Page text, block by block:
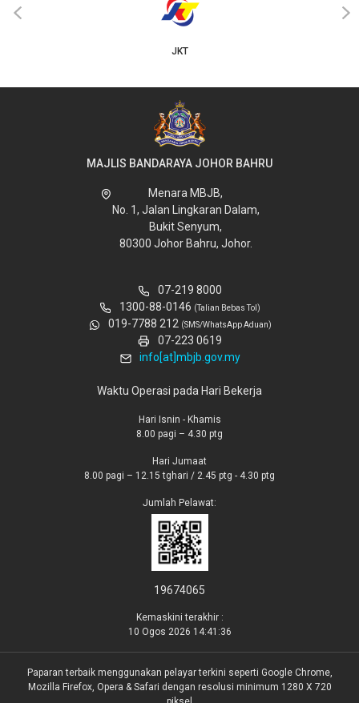
JKT
‹ ›
MAJLIS BANDARAYA JOHOR BAHRU
Menara MBJB,
No. 1, Jalan Lingkaran Dalam,
Bukit Senyum,
80300 Johor Bahru, Johor.
07-219 8000
1300-88-0146 (Talian Bebas Tol)
019-7788 212 (SMS/WhatsApp Aduan)
07-223 0619
info[at]mbjb.gov.my
Waktu Operasi pada Hari Bekerja
Hari Isnin - Khamis
8.00 pagi – 4.30 ptg
Hari Jumaat
8.00 pagi – 12.15 tghari / 2.45 ptg - 4.30 ptg
Jumlah Pelawat:
19674065
Kemaskini terakhir :
10 Ogos 2026 14:41:36
Paparan terbaik menggunakan pelayar terkini seperti Google Chrome,
Mozilla Firefox, Opera & Safari dengan resolusi minimum 1280 X 720